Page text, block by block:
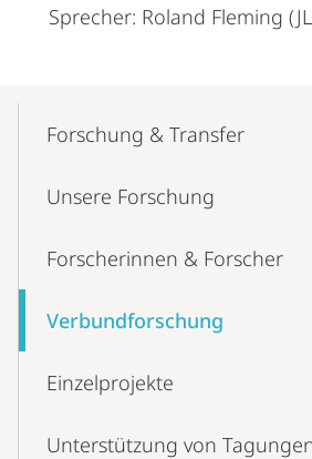
Sprecher: Roland Fleming
NavigationForschung & Transfer
Unsere Forschung
Forscherinnen & Forscher
Verbund­forschung
Einzel­projekte
Unterstützung von